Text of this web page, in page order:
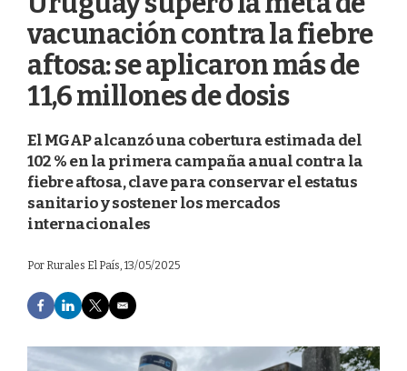
vacunación contra la fiebre
aftosa: se aplicaron más de
11,6 millones de dosis
El MGAP alcanzó una cobertura estimada del
102 % en la primera campaña anual contra la
fiebre aftosa, clave para conservar el estatus
sanitario y sostener los mercados
internacionales
Por Rurales El País, 13/05/2025
F
a
e
L
i
T
w
E
m
i